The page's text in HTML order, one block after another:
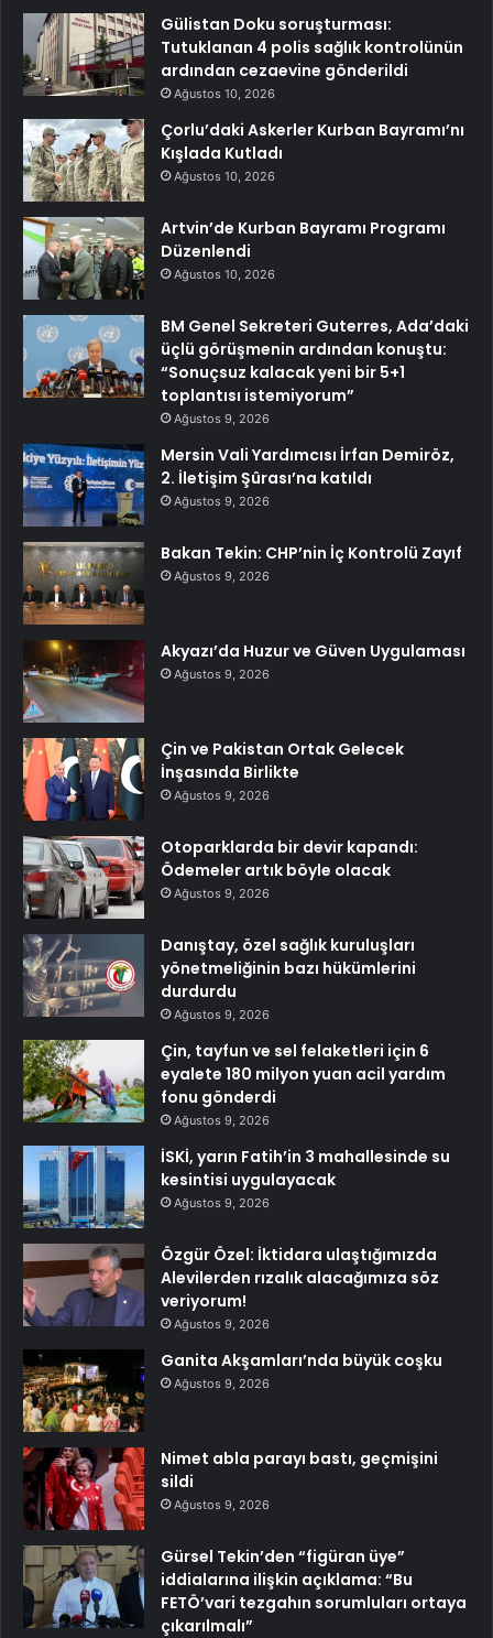
Gülistan Doku soruşturması:
Tutuklanan 4 polis sağlık kontrolünün
ardından cezaevine gönderildi
Ağustos 10, 2026
Çorlu’daki Askerler Kurban Bayramı’nı
Kışlada Kutladı
Ağustos 10, 2026
Artvin’de Kurban Bayramı Programı
Düzenlendi
Ağustos 10, 2026
BM Genel Sekreteri Guterres, Ada’daki
üçlü görüşmenin ardından konuştu:
“Sonuçsuz kalacak yeni bir 5+1
toplantısı istemiyorum”
Ağustos 9, 2026
Mersin Vali Yardımcısı İrfan Demiröz,
2. İletişim Şûrası’na katıldı
Ağustos 9, 2026
Bakan Tekin: CHP’nin İç Kontrolü Zayıf
Ağustos 9, 2026
Akyazı’da Huzur ve Güven Uygulaması
Ağustos 9, 2026
Çin ve Pakistan Ortak Gelecek
İnşasında Birlikte
Ağustos 9, 2026
Otoparklarda bir devir kapandı:
Ödemeler artık böyle olacak
Ağustos 9, 2026
Danıştay, özel sağlık kuruluşları
yönetmeliğinin bazı hükümlerini
durdurdu
Ağustos 9, 2026
Çin, tayfun ve sel felaketleri için 6
eyalete 180 milyon yuan acil yardım
fonu gönderdi
Ağustos 9, 2026
İSKİ, yarın Fatih’in 3 mahallesinde su
kesintisi uygulayacak
Ağustos 9, 2026
Özgür Özel: İktidara ulaştığımızda
Alevilerden rızalık alacağımıza söz
veriyorum!
Ağustos 9, 2026
Ganita Akşamları’nda büyük coşku
Ağustos 9, 2026
Nimet abla parayı bastı, geçmişini
sildi
Ağustos 9, 2026
Gürsel Tekin’den “figüran üye”
iddialarına ilişkin açıklama: “Bu
FETÖ’vari tezgahın sorumluları ortaya
çıkarılmalı”